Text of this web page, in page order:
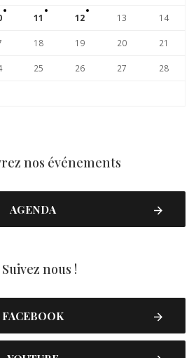
11 12 13 14
18 19 20 21
25 26 27 28
nos événements
AGENDA
Suivez nous !
FACEBOOK